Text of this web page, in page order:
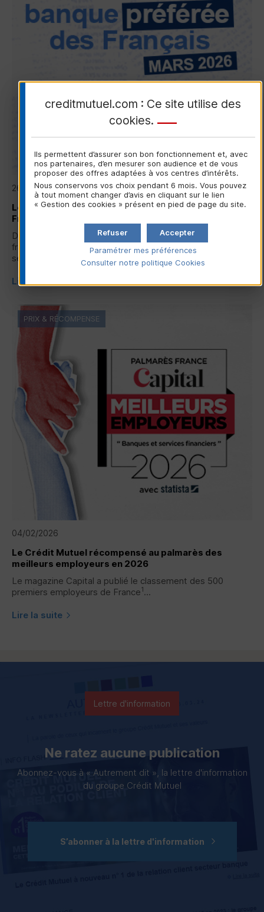
26/03/2026
Le Crédit Mutuel reste la banque préférée des
Français
Dans le dernier baromètre d’image des entreprises
françaises
, le Crédit Mutuel confirme sa première place au
sein du secteur bancaire...
Lire la suite
04/02/2026
Le Crédit Mutuel récompensé au palmarès des
meilleurs employeurs en 2026
Le magazine Capital a publié le classement des 500
premiers employeurs de France1...
Lire la suite
PRIX & RÉCOMPENSE
Lettre d'information
Ne ratez aucune publication
Abonnez-vous à « Autrement dit », la lettre d'information
du groupe Crédit Mutuel
S’abonner à la lettre d'information
creditmutuel.com : Ce site utilise des
cookies.
Ils permettent d’assurer son bon fonctionnement et, avec
nos partenaires, d’en mesurer son audience et de vous
proposer des offres adaptées à vos centres d’intérêts.
Nous conservons vos choix pendant 6 mois. Vous pouvez
à tout moment changer d’avis en cliquant sur le lien
« Gestion des cookies » présent en pied de page du site.
Accepter
Refuser
Paramétrer mes préférences
Consulter notre politique Cookies